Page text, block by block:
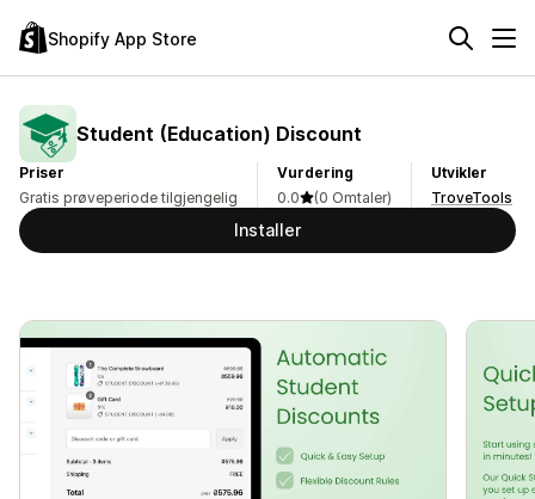
Shopify App Store
Student (Education) Discount
Priser
Gratis prøveperiode tilgjengelig
Vurdering
0.0
(0 Omtaler)
Utvikler
TroveTools
Installer